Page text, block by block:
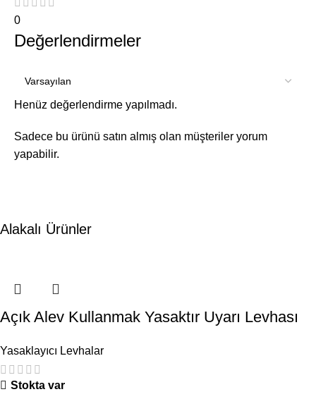
0
Değerlendirmeler
Henüz değerlendirme yapılmadı.
Sadece bu ürünü satın almış olan müşteriler yorum
yapabilir.
Alakalı Ürünler
Açık Alev Kullanmak Yasaktır Uyarı Levhası
Yasaklayıcı Levhalar
Stokta var